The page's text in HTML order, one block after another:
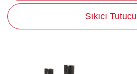
Sıkıcı Tutucu